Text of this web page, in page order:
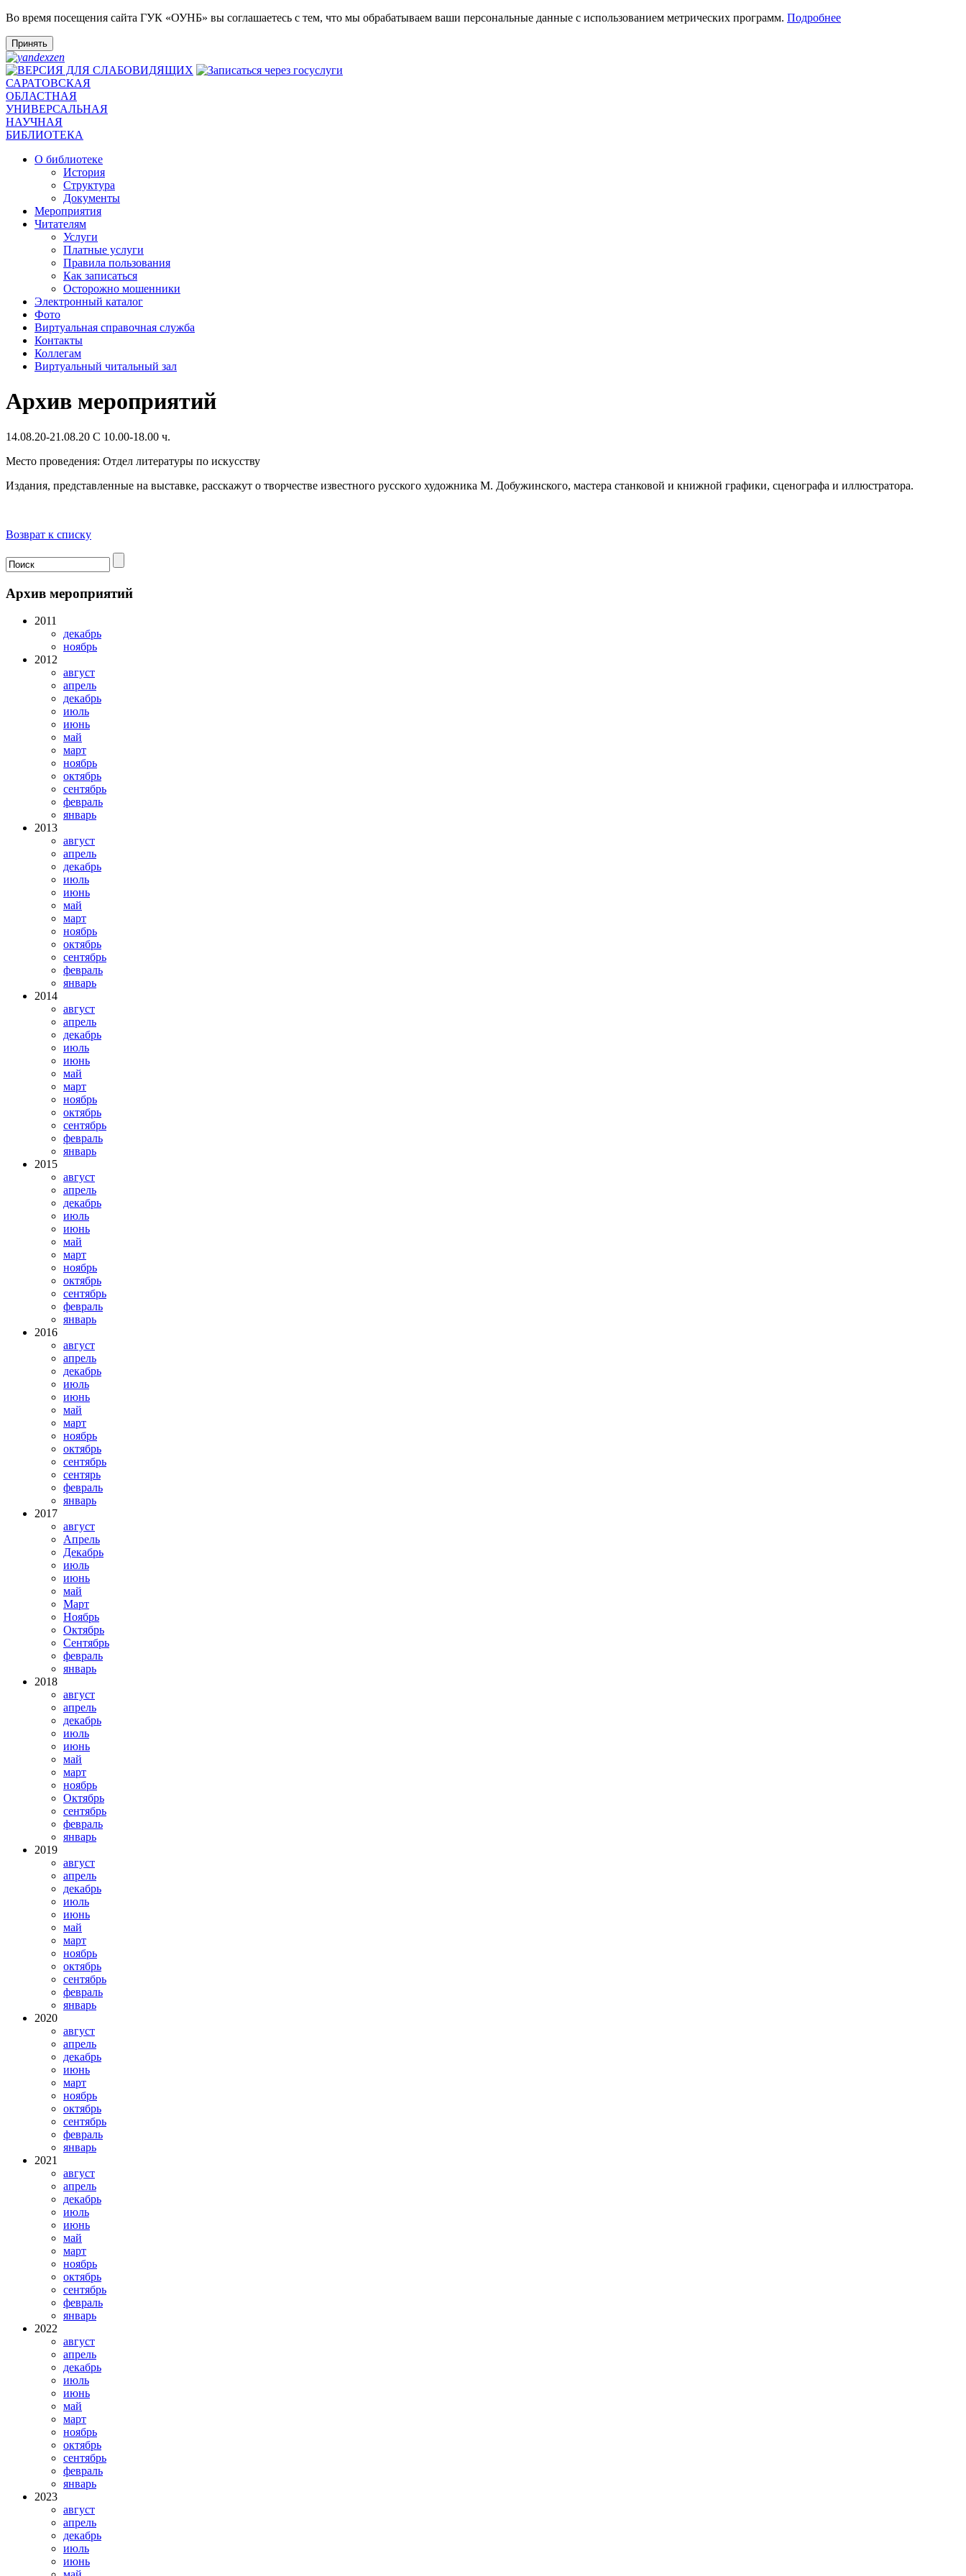
Во время посещения сайта ГУК «ОУНБ» вы соглашаетесь с тем, что мы обрабатываем ваши персональные данные с использованием метрических программ. Подробнее
Принять
САРАТОВСКАЯ
ОБЛАСТНАЯ
УНИВЕРСАЛЬНАЯ
НАУЧНАЯ
БИБЛИОТЕКА
О библиотеке
История
Структура
Документы
Мероприятия
Читателям
Услуги
Платные услуги
Правила пользования
Как записаться
Осторожно мошенники
Электронный каталог
Фото
Виртуальная справочная служба
Контакты
Коллегам
Виртуальный читальный зал
Архив мероприятий
14.08.20-21.08.20 С 10.00-18.00 ч.
Место проведения: Отдел литературы по искусству
Издания, представленные на выставке, расскажут о творчестве известного русского художника М. Добужинского, мастера станковой и книжной графики, сценографа и иллюстратора.
Возврат к списку
Архив мероприятий
2011
декабрь
ноябрь
2012
август
апрель
декабрь
июль
июнь
май
март
ноябрь
октябрь
сентябрь
февраль
январь
2013
август
апрель
декабрь
июль
июнь
май
март
ноябрь
октябрь
сентябрь
февраль
январь
2014
август
апрель
декабрь
июль
июнь
май
март
ноябрь
октябрь
сентябрь
февраль
январь
2015
август
апрель
декабрь
июль
июнь
май
март
ноябрь
октябрь
сентябрь
февраль
январь
2016
август
апрель
декабрь
июль
июнь
май
март
ноябрь
октябрь
сентябрь
сентярь
февраль
январь
2017
август
Апрель
Декабрь
июль
июнь
май
Март
Ноябрь
Октябрь
Сентябрь
февраль
январь
2018
август
апрель
декабрь
июль
июнь
май
март
ноябрь
Октябрь
сентябрь
февраль
январь
2019
август
апрель
декабрь
июль
июнь
май
март
ноябрь
октябрь
сентябрь
февраль
январь
2020
август
апрель
декабрь
июнь
март
ноябрь
октябрь
сентябрь
февраль
январь
2021
август
апрель
декабрь
июль
июнь
май
март
ноябрь
октябрь
сентябрь
февраль
январь
2022
август
апрель
декабрь
июль
июнь
май
март
ноябрь
октябрь
сентябрь
февраль
январь
2023
август
апрель
декабрь
июль
июнь